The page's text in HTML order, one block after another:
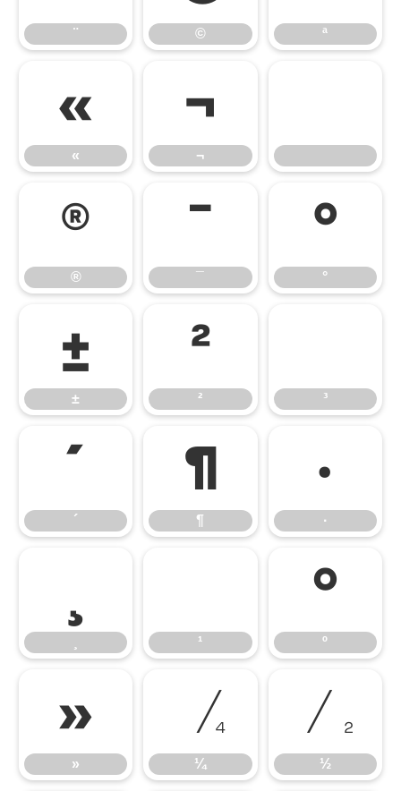
¨ © ª
«
«
¬
¬
®
®
¯
¯
°
°
±
±
²
² ³
´
´
¶
¶
·
·
¸
¹
º
º
»
»
¼
¼
½
½